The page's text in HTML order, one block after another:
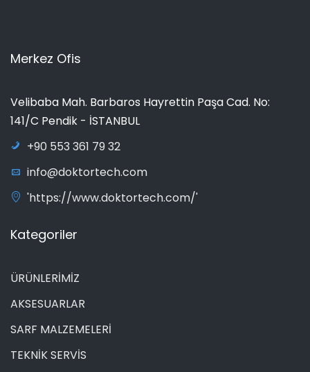
Merkez Ofis
Velibaba Mah. Barbaros Hayrettin Paşa Cad. No:
141/C Pendik - İSTANBUL
+90 553 361 79 32
info@doktortech.com
'https://www.doktortech.com/'
Kategoriler
ÜRÜNLERİMİZ
AKSESUARLAR
SARF MALZEMELERİ
TEKNİK SERVİS